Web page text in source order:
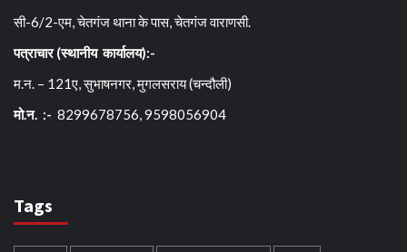
सी-6/2-एम, चेतगंज थाना के पास, चेतगंज वाराणसी.
पत्राचार (स्थानीय कार्यालय):-
म.न. – 121ए, सुभाषनगर, मुगलसराय (चन्दौली)
मो.न. :- 8299678756, 9598056904
Tags